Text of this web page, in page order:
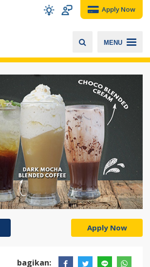
Apply Now
MENU
Apply Now
bagikan: